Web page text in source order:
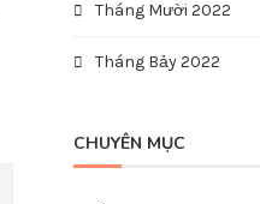
Tháng Mười 2022
Tháng Bảy 2022
CHUYÊN MỤC